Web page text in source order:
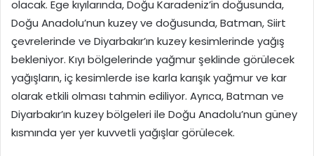
olacak. Ege kıyılarında, Doğu Karadeniz’in doğusunda,
Doğu Anadolu’nun kuzey ve doğusunda, Batman, Siirt
çevrelerinde ve Diyarbakır’ın kuzey kesimlerinde yağış
bekleniyor. Kıyı bölgelerinde yağmur şeklinde görülecek
yağışların, iç kesimlerde ise karla karışık yağmur ve kar
olarak etkili olması tahmin ediliyor. Ayrıca, Batman ve
Diyarbakır’ın kuzey bölgeleri ile Doğu Anadolu’nun güney
kısmında yer yer kuvvetli yağışlar görülecek.